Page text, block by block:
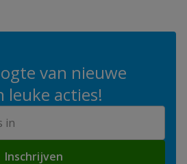
van nieuwe
leuke acties!
Inschrijven